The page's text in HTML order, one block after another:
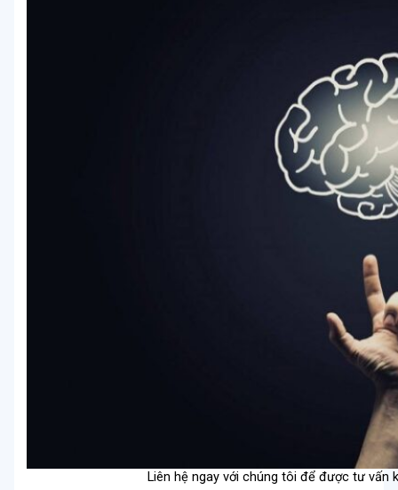
Liên hệ ngay với chúng tôi để được tư vấn